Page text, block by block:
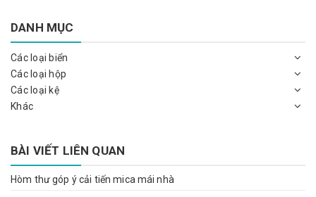
DANH MỤC
Các loại biển
Các loại hộp
Các loại kệ
Khác
BÀI VIẾT LIÊN QUAN
Hòm thư góp ý cải tiến mica mái nhà